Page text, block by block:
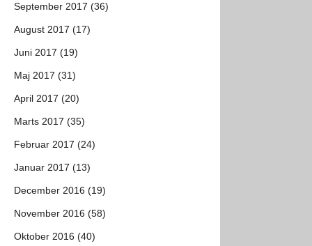
September 2017 (36)
August 2017 (17)
Juni 2017 (19)
Maj 2017 (31)
April 2017 (20)
Marts 2017 (35)
Februar 2017 (24)
Januar 2017 (13)
December 2016 (19)
November 2016 (58)
Oktober 2016 (40)